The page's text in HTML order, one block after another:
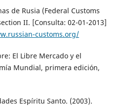
de Rusia (Federal Customs
II. [Consulta: 02-01-2013]
customs.org/
El Libre Mercado y el
Mundial, primera edición,
Espíritu Santo. (2003).